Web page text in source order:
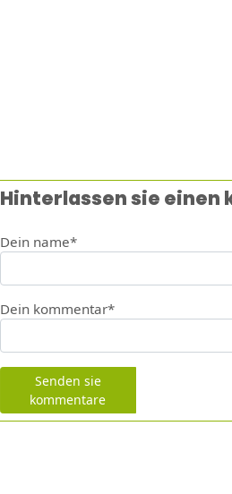
Hinterlassen sie einen
Dein name*
Dein kommentar*
Senden sie
kommentare